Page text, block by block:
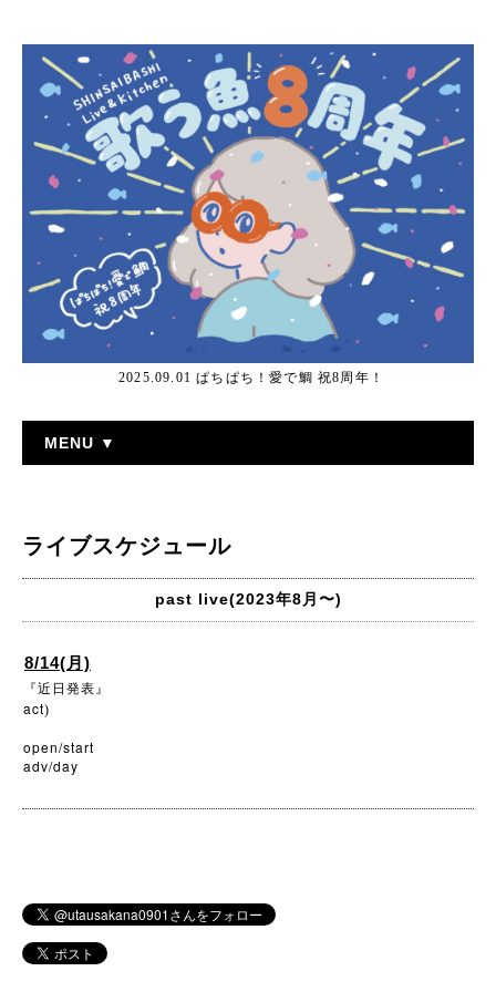
2025.09.01 ぱちぱち！愛で鯛 祝8周年！
MENU ▼
ライブスケジュール
past live(2023年8月〜)
8/14(月)
『近日発表』
act)
open/start
adv/day